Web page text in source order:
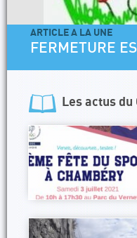
ARTICLE A LA
4 jours
Les actus du